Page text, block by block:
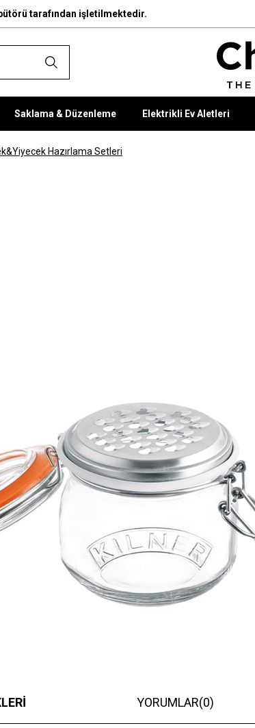
tarafından işletilmektedir.
Saklama & Düzenleme Elektrikli Ev Aletleri
Hazırlama Setleri
YORUMLAR(0)